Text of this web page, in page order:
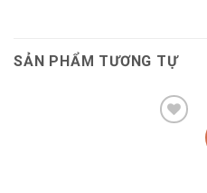
SẢN PHẨM TƯƠNG TỰ